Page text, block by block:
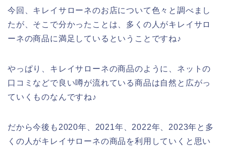
今回、キレイサローネのお店について色々と調べまし
たが、そこで分かったことは、多くの人がキレイサロ
ーネの商品に満足しているということですね♪
やっぱり、キレイサローネの商品のように、ネットの
口コミなどで良い噂が流れている商品は自然と広がっ
ていくものなんですね♪
だから今後も2020年、2021年、2022年、2023年と多
くの人がキレイサローネの商品を利用していくと思い